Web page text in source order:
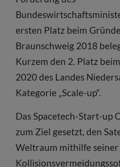
ersten Platz beim
Braunschweig 2018
Kurzem den 2. Platz
2020 des Landes
Kategorie „Scale-up“.
Das Spacetech-Start-up
zum Ziel gesetzt, den
Weltraum mithilfe seiner